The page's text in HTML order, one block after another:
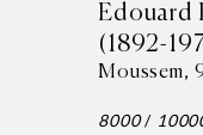
Edouard
(1892-
Moussem,
8000/